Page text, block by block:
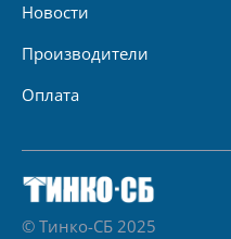
Новости
Производители
Оплата
© Тинко-СБ 2025